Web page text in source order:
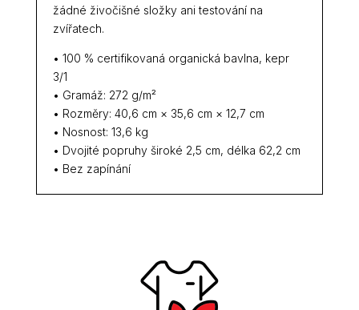
žádné živočišné složky ani testování na
zvířatech.
• 100 % certifikovaná organická bavlna, kepr
3/1
• Gramáž: 272 g/m²
• Rozměry: 40,6 cm × 35,6 cm × 12,7 cm
• Nosnost: 13,6 kg
• Dvojité popruhy široké 2,5 cm, délka 62,2 cm
• Bez zapínání